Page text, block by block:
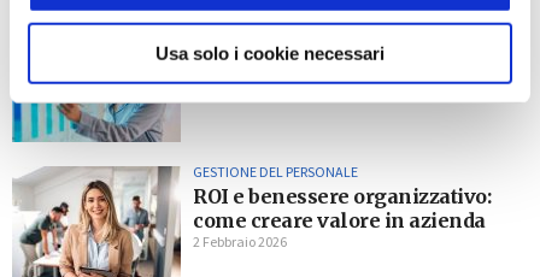
Usa solo i cookie necessari
GESTIONE DEL PERSONALE
Il valore dell’analisi HR nelle
2 Febbraio 2026
GESTIONE DEL PERSONALE
ROI e benessere organizzativo:
come creare valore in azienda
2 Febbraio 2026